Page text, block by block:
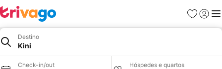
Favoritos
Iniciar
Destino
Kini
Check-in/out Hóspedes e quartos